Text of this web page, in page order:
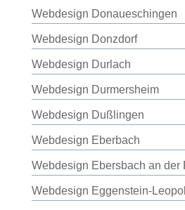
Webdesign Donaueschingen
Webdesign Donzdorf
Webdesign Durlach
Webdesign Durmersheim
Webdesign Dußlingen
Webdesign Eberbach
Webdesign Ebersbach an der
Webdesign Eggenstein-